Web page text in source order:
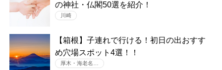
の神社・仏閣50選を紹介！
川崎
【箱根】子連れで行ける！初日の出おすす
め穴場スポット4選！！
厚木・海老名…